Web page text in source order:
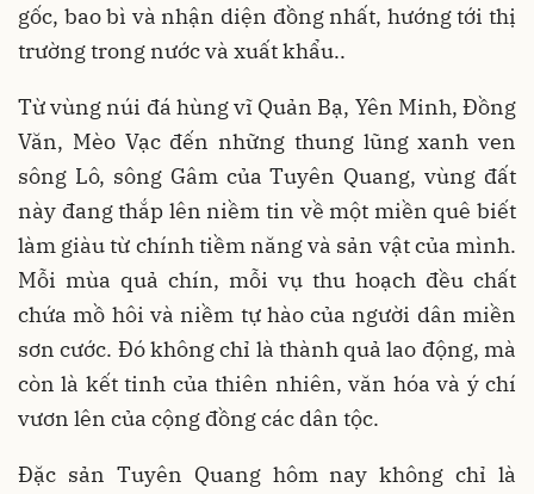
gốc, bao bì và nhận diện đồng nhất, hướng tới thị
trường trong nước và xuất khẩu..
Từ vùng núi đá hùng vĩ Quản Bạ, Yên Minh, Đồng
Văn, Mèo Vạc đến những thung lũng xanh ven
sông Lô, sông Gâm của Tuyên Quang, vùng đất
này đang thắp lên niềm tin về một miền quê biết
làm giàu từ chính tiềm năng và sản vật của mình.
Mỗi mùa quả chín, mỗi vụ thu hoạch đều chất
chứa mồ hôi và niềm tự hào của người dân miền
sơn cước. Đó không chỉ là thành quả lao động, mà
còn là kết tinh của thiên nhiên, văn hóa và ý chí
vươn lên của cộng đồng các dân tộc.
Đặc sản Tuyên Quang hôm nay không chỉ là